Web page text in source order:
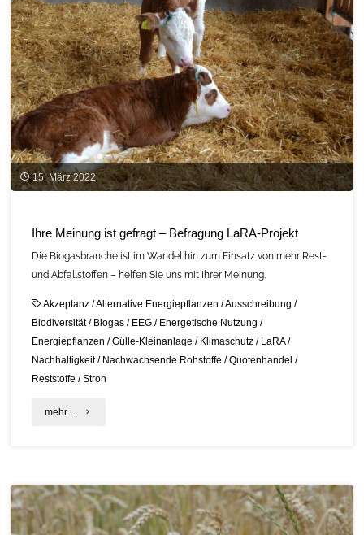
15. März 2022
Ihre Meinung ist gefragt – Befragung LaRA-Projekt
Die Biogasbranche ist im Wandel hin zum Einsatz von mehr Rest-
und Abfallstoffen – helfen Sie uns mit Ihrer Meinung.
Akzeptanz /Alternative Energiepflanzen /Ausschreibung /
Biodiversität/ Biogas/ EEG/ Energetische Nutzung /
Energiepflanzen /Gülle-Kleinanlage / Klimaschutz/ LaRA/
Nachhaltigkeit/ Nachwachsende Rohstoffe /Quotenhandel /
Reststoffe /Stroh
mehr ... "Ihre
gefragt